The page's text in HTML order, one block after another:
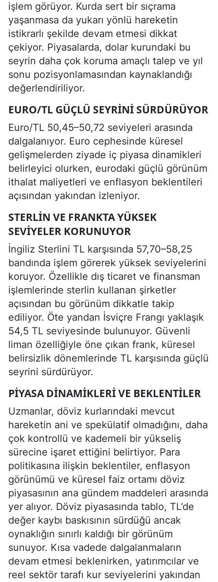
işlem görüyor. Kurda sert bir sıçrama
yaşanmasa da yukarı yönlü hareketin
istikrarlı şekilde devam etmesi dikkat
çekiyor. Piyasalarda, dolar kurundaki bu
seyrin daha çok koruma amaçlı talep ve yıl
sonu pozisyonlamasından kaynaklandığı
değerlendiriliyor.
EURO/TL GÜÇLÜ SEYRINI SÜRDÜRÜYOR
Euro/TL 50,45–50,72 seviyeleri arasında
dalgalanıyor. Euro cephesinde küresel
gelişmelerden ziyade iç piyasa dinamikleri
belirleyici olurken, eurodaki güçlü görünüm
ithalat maliyetleri ve enflasyon beklentileri
açısından yakından izleniyor.
STERLIN VE FRANKTA YÜKSEK
SEVIYELER KORUNUYOR
İngiliz Sterlini TL karşısında 57,70–58,25
bandında işlem görerek yüksek seviyelerini
koruyor. Özellikle dış ticaret ve finansman
işlemlerinde sterlin kullanan şirketler
açısından bu görünüm dikkatle takip
ediliyor. Öte yandan İsviçre Frangı yaklaşık
54,5 TL seviyesinde bulunuyor. Güvenli
liman özelliğiyle öne çıkan frank, küresel
belirsizlik dönemlerinde TL karşısında güçlü
seyrini sürdürüyor.
PIYASA DINAMIKLERI VE BEKLENTILER
Uzmanlar, döviz kurlarındaki mevcut
hareketin ani ve spekülatif olmadığını, daha
çok kontrollü ve kademeli bir yükseliş
sürecine işaret ettiğini belirtiyor. Para
politikasına ilişkin beklentiler, enflasyon
görünümü ve küresel faiz ortamı döviz
piyasasının ana gündem maddeleri arasında
yer alıyor. Döviz piyasasında tablo, TL’de
değer kaybı baskısının sürdüğü ancak
oynaklığın sınırlı kaldığı bir görünüm
sunuyor. Kısa vadede dalgalanmaların
devam etmesi beklenirken, yatırımcılar ve
reel sektör tarafı kur seviyelerini yakından